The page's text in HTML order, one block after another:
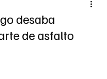
desaba
de asfalto